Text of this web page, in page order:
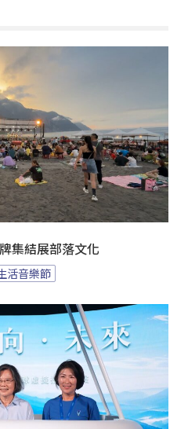
集結展部落文化
活音樂節